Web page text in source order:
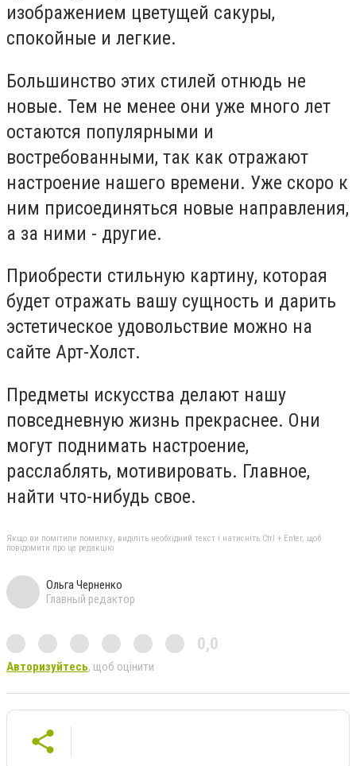
изображением цветущей сакуры,
спокойные и легкие.
Большинство этих стилей отнюдь не
новые. Тем не менее они уже много лет
остаются популярными и
востребованными, так как отражают
настроение нашего времени. Уже скоро к
ним присоединяться новые направления,
а за ними - другие.
Приобрести стильную картину, которая
будет отражать вашу сущность и дарить
эстетическое удовольствие можно на
сайте Арт-Холст.
Предметы искусства делают нашу
повседневную жизнь прекраснее. Они
могут поднимать настроение,
расслаблять, мотивировать. Главное,
найти что-нибудь свое.
Якщо ви помітили помилку, виділіть необхідний текст і натисніть Ctrl + Enter, щоб
повідомити про це редакцію
Ольга Черненко
Главный редактор
0,0
Авторизуйтесь, щоб оцінити